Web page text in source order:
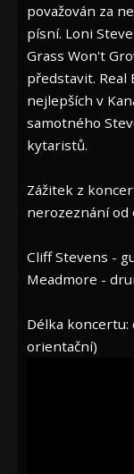
považován za
písní. Loni
Grass Won't
představit. Real
nejlepších v
samotného
kytaristů.
Zážitek z
nerozeznání od
Cliff Stevens -
Meadmore -
Délka koncertu:
orientační)